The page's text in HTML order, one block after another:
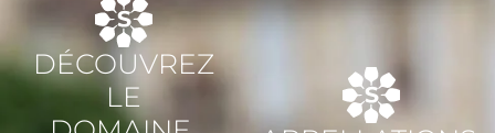
DÉCOUVREZ
LE